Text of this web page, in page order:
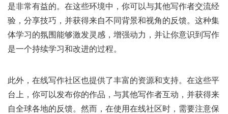
是非常有益的。在这些环境中，你可以与其他写作者交流经
验，分享技巧，并获得来自不同背景和视角的反馈。这种集
体学习的氛围能够激发灵感，增强动力，并让你意识到写作
是一个持续学习和改进的过程。
此外，在线写作社区也提供了丰富的资源和支持。在这些平
台上，你可以发布你的作品，与其他写作者互动，并获得来
自全球各地的反馈。然而，在使用在线社区时，需要注意保